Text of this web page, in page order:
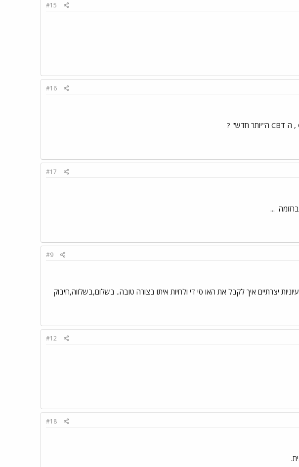
#15
#16
#17
...
#9
אם תא ורצה זה המס' שלי ...0524227190 יש לי המון רעיוניות יצרתיים איך לקבל את האו סי די ולחיות איתו בצורה טובה.. בשלום,בשלווה,חיבוק
#12
#18